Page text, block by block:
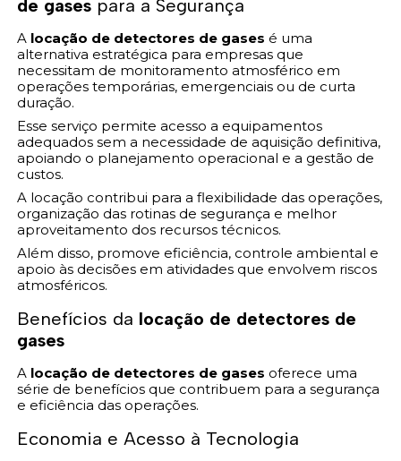
de gases para a Segurança
A locação de detectores de gases é uma
alternativa estratégica para empresas que
necessitam de monitoramento atmosférico em
operações temporárias, emergenciais ou de curta
duração.
Esse serviço permite acesso a equipamentos
adequados sem a necessidade de aquisição definitiva,
apoiando o planejamento operacional e a gestão de
custos.
A locação contribui para a flexibilidade das operações,
organização das rotinas de segurança e melhor
aproveitamento dos recursos técnicos.
Além disso, promove eficiência, controle ambiental e
apoio às decisões em atividades que envolvem riscos
atmosféricos.
Benefícios da locação de detectores de
gases
A locação de detectores de gases oferece uma
série de benefícios que contribuem para a segurança
e eficiência das operações.
Economia e Acesso à Tecnologia